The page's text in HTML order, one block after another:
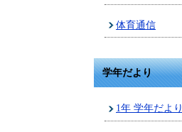
体育通信
学年だより
1年 学年だより